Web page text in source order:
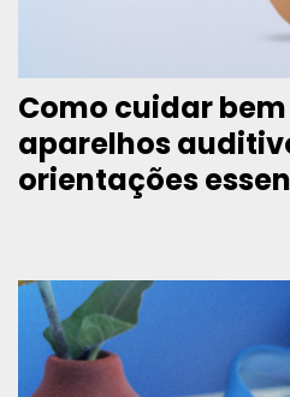
Como cuidar
aparelhos
orientações